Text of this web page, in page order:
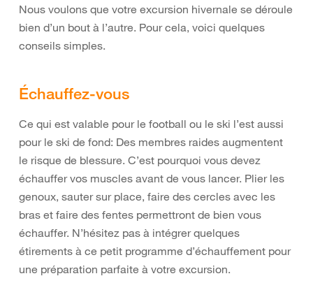
Nous voulons que votre excursion hivernale se déroule
bien d’un bout à l’autre. Pour cela, voici quelques
conseils simples.
Échauffez-vous
Ce qui est valable pour le football ou le ski l’est aussi
pour le ski de fond: Des membres raides augmentent
le risque de blessure. C’est pourquoi vous devez
échauffer vos muscles avant de vous lancer. Plier les
genoux, sauter sur place, faire des cercles avec les
bras et faire des fentes permettront de bien vous
échauffer. N’hésitez pas à intégrer quelques
étirements à ce petit programme d’échauffement pour
une préparation parfaite à votre excursion.